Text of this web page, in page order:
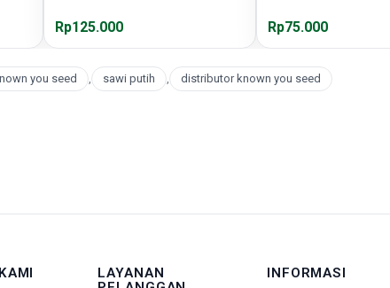
Rp125.000 Rp75.000
you seed , sawi putih , distributor known you seed
LAYANAN
INFORMASI